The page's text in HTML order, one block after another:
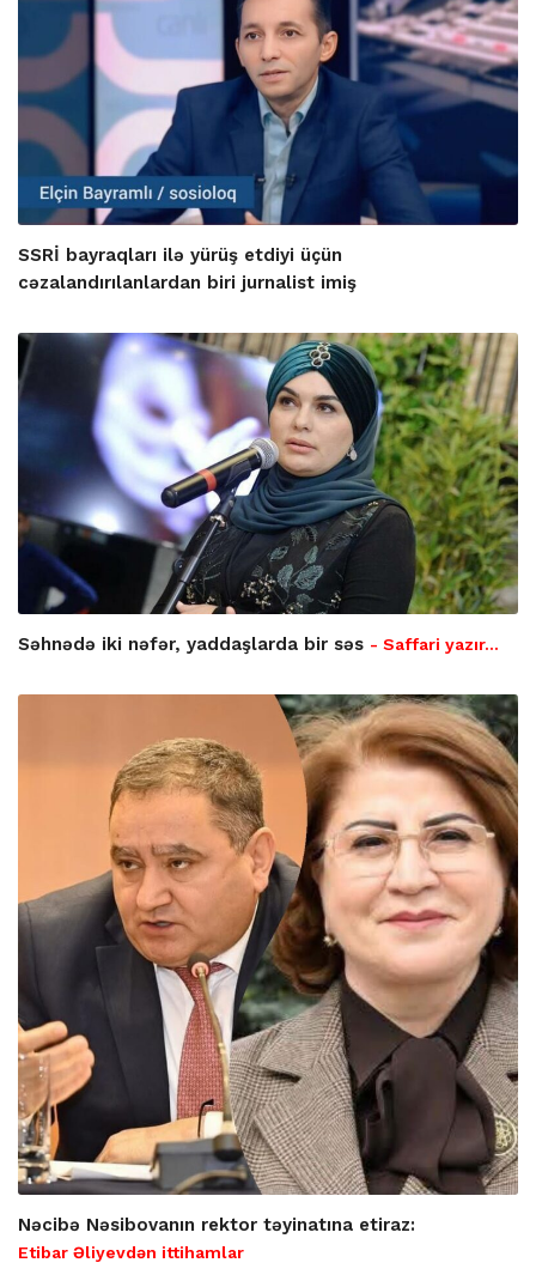
SSRİ bayraqları ilə yürüş etdiyi üçün
cəzalandırılanlardan biri jurnalist imiş
Səhnədə iki nəfər, yaddaşlarda bir səs - Saffari yazır…
Nəcibə Nəsibovanın rektor təyinatına etiraz:
Etibar Əliyevdən ittihamlar